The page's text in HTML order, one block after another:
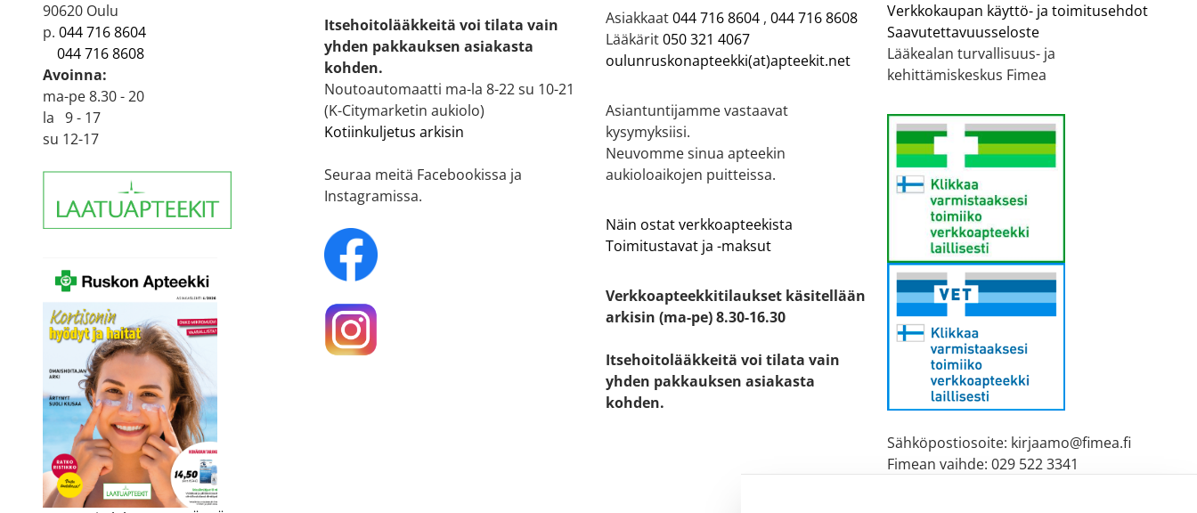
90620 Oulu
p. 044 716 8604
044 716 8608
Avoinna:
ma-pe 8.30 - 20
la 9 - 17
su 12-17
Itsehoitolääkkeitä voi tilata vain
yhden pakkauksen asiakasta
kohden.
Noutoautomaatti ma-la 8-22 su 10-21
(K-Citymarketin aukiolo)
Kotiinkuljetus arkisin
Seuraa meitä Facebookissa ja
Instagramissa.
Asiakkaat044 716 8604 , 044 716 8608
Lääkärit050 321 4067
oulunruskonapteekki(at)apteekit.net
Asiantuntijamme vastaavat
kysymyksiisi.
Neuvomme sinua apteekin
aukioloaikojen puitteissa.
Näin ostat verkkoapteekista
Toimitustavat ja -maksut
Verkkoapteekkitilaukset käsitellään
arkisin (ma-pe) 8.30-16.30
Itsehoitolääkkeitä voi tilata vain
yhden pakkauksen asiakasta
kohden.
Verkkokaupan käyttö- ja toimitusehdot
Saavutettavuusseloste
Lääkealan turvallisuus- ja
kehittämiskeskus Fimea
Sähköpostiosoite: kirjaamo@fimea.fi
Fimean vaihde: 029 522 3341